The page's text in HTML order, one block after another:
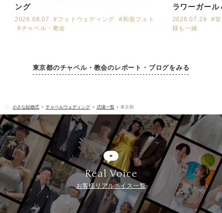
東京都のチャペル・教会のレポート・ブログをみる
ング
2026.08.07 #フォトウェディング
#和装フォト
#チャペル・教会
ラワーガー
2026.07.29
#
様も一緒
小さな結婚式 チャペルウェディング 式場一覧 東京都
Real Voice
お客様リアルボイス一覧